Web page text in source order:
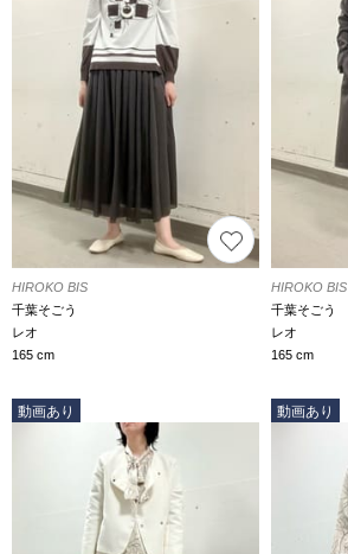
HIROKO BIS
千葉そごう
レオ
165 cm
HIROKO BIS
千葉そごう
レオ
165 cm
動画あり 動画あり